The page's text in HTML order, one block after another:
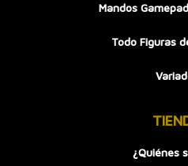
Mandos
Todo Figuras
¿Quiénes